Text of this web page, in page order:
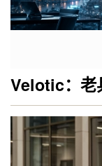
Velotic：老